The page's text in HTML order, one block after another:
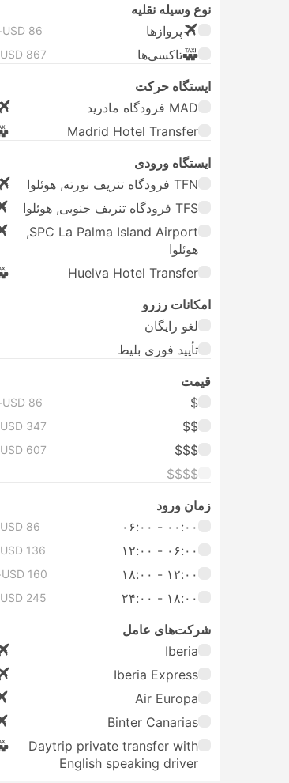
نوع وسیله نقلیه
پرواز‌ها
USD 86+
تاکسی‌ها USD 867+
ایستگاه حرکت
MAD فرودگاه مادرید
Madrid Hotel Transfer
ایستگاه ورودی
TFN فرودگاه تنریف نورته, هوئلوا
TFS فرودگاه تنریف جنوبی, هوئلوا
SPC La Palma Island Airport,
هوئلوا
Huelva Hotel Transfer
امکانات رزرو
لغو رایگان
تأیید فوری بلیط
قیمت
$
USD 86+
$$
USD 347+
$$$
USD 607+
$$$$
زمان ورود
۰۰:۰۰ - ۰۶:۰۰
USD 86+
۰۶:۰۰ - ۱۲:۰۰ USD 136+
۱۲:۰۰ - ۱۸:۰۰ USD 160+
۱۸:۰۰ - ۲۴:۰۰ USD 245+
شرکت‌های عامل
Iberia
Iberia Express
Air Europa
Binter Canarias
Daytrip private transfer with
English speaking driver